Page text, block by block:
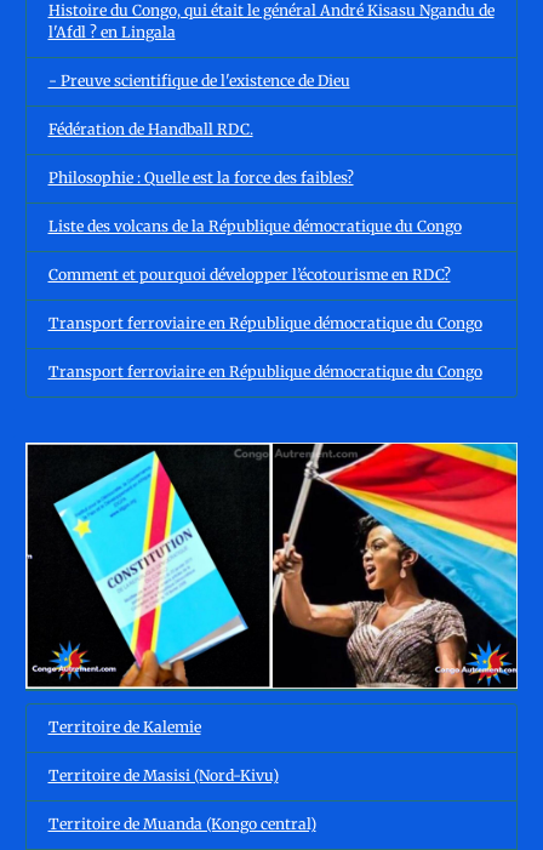
Histoire du Congo, qui était le général André Kisasu Ngandu de
l'Afdl ? en Lingala
- Preuve scientifique de l'existence de Dieu
Fédération de Handball RDC.
Philosophie : Quelle est la force des faibles?
Liste des volcans de la République démocratique du Congo
Comment et pourquoi développer l’écotourisme en RDC?
Transport ferroviaire en République démocratique du Congo
Transport ferroviaire en République démocratique du Congo
Territoire de Kalemie
Territoire de Masisi (Nord-Kivu)
Territoire de Muanda (Kongo central)